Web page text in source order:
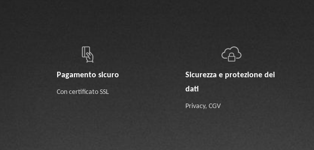
Pagamento sicuro
Con certificato SSL
Sicurezza e protezione dei
dati
Privacy, CGV